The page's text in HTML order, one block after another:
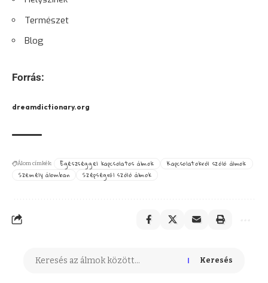
Természet
Blog
Forrás:
dreamdictionary.org
Álom címkék: Egészséggel kapcsolatos álmok
Kapcsolatokról szóló álmok
Személy álomban
Szépségről szóló álmok
Keresés